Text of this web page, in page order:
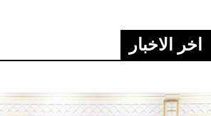
اخر الاخبار